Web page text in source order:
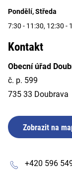
Pondělí, Středa
7:30 - 11:30, 12:30 -
Kontakt
Obecní úřad
č. p. 599
735 33 Doubrava
Zobrazit na
+420 596